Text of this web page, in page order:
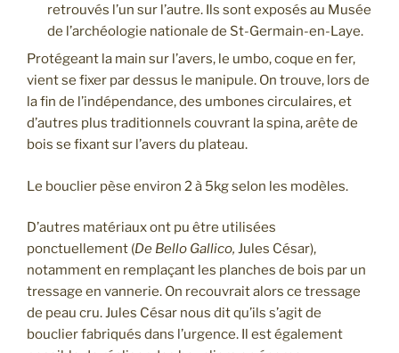
retrouvés l’un sur l’autre. Ils sont exposés au Musée
de l’archéologie nationale de St-Germain-en-Laye.
Protégeant la main sur l’avers, le umbo, coque en fer,
vient se fixer par dessus le manipule. On trouve, lors de
la fin de l’indépendance, des umbones circulaires, et
d’autres plus traditionnels couvrant la spina, arête de
bois se fixant sur l’avers du plateau.
Le bouclier pèse environ 2 à 5kg selon les modèles.
D’autres matériaux ont pu être utilisées
ponctuellement (De Bello Gallico, Jules César),
notamment en remplaçant les planches de bois par un
tressage en vannerie. On recouvrait alors ce tressage
de peau cru. Jules César nous dit qu’ils s’agit de
bouclier fabriqués dans l’urgence. Il est également